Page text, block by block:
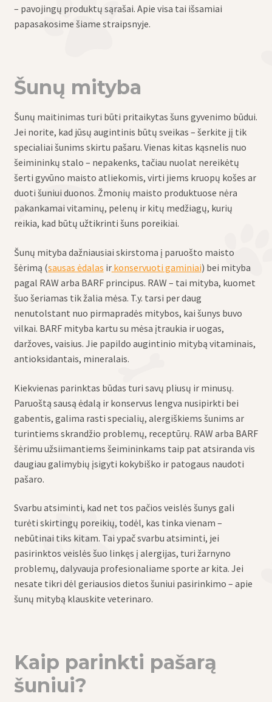
– pavojingų produktų sąrašai. Apie visa tai išsamiai
papasakosime šiame straipsnyje.
Šunų mityba
Šunų maitinimas turi būti pritaikytas šuns gyvenimo būdui.
Jei norite, kad jūsų augintinis būtų sveikas – šerkite jį tik
specialiai šunims skirtu pašaru. Vienas kitas kąsnelis nuo
šeimininkų stalo – nepakenks, tačiau nuolat nereikėtų
šerti gyvūno maisto atliekomis, virti jiems kruopų košes ar
duoti šuniui duonos. Žmonių maisto produktuose nėra
pakankamai vitaminų, pelenų ir kitų medžiagų, kurių
reikia, kad būtų užtikrinti šuns poreikiai.
Šunų mityba dažniausiai skirstoma į paruošto maisto
šėrimą (sausas ėdalas irkonservuoti gaminiai) bei mityba
pagal RAW arba BARF principus. RAW – tai mityba, kuomet
šuo šeriamas tik žalia mėsa. T.y. tarsi per daug
nenutolstant nuo pirmapradės mitybos, kai šunys buvo
vilkai. BARF mityba kartu su mėsa įtraukia ir uogas,
daržoves, vaisius. Jie papildo augintinio mitybą vitaminais,
antioksidantais, mineralais.
Kiekvienas parinktas būdas turi savų pliusų ir minusų.
Paruoštą sausą ėdalą ir konservus lengva nusipirkti bei
gabentis, galima rasti specialių, alergiškiems šunims ar
turintiems skrandžio problemų, receptūrų. RAW arba BARF
šėrimu užsiimantiems šeimininkams taip pat atsiranda vis
daugiau galimybių įsigyti kokybiško ir patogaus naudoti
pašaro.
Svarbu atsiminti, kad net tos pačios veislės šunys gali
turėti skirtingų poreikių, todėl, kas tinka vienam –
nebūtinai tiks kitam. Tai ypač svarbu atsiminti, jei
pasirinktos veislės šuo linkęs į alergijas, turi žarnyno
problemų, dalyvauja profesionaliame sporte ar kita. Jei
nesate tikri dėl geriausios dietos šuniui pasirinkimo – apie
šunų mitybą klauskite veterinaro.
Kaip parinkti pašarą
šuniui?